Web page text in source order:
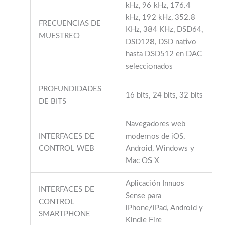
FRECUENCIAS DE
MUESTREO
kHz, 96 kHz, 176.4
kHz, 192 kHz, 352.8
KHz, 384 KHz, DSD64,
DSD128, DSD nativo
hasta DSD512 en DAC
seleccionados
PROFUNDIDADES
DE BITS
16 bits, 24 bits, 32 bits
INTERFACES DE
CONTROL WEB
Navegadores web
modernos de iOS,
Android, Windows y
Mac OS X
INTERFACES DE
CONTROL
SMARTPHONE
Aplicación Innuos
Sense para
iPhone/iPad, Android y
Kindle Fire